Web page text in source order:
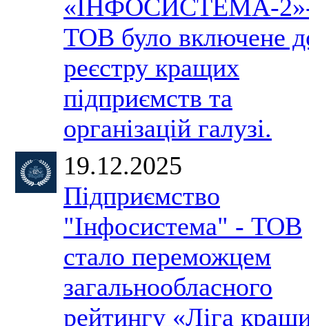
«ІНФОСИСТЕМА-
ТОВ було включене
реєстру кращих
підприємств та
організацій галузі.
19.12.2025
Підприємство
"Інфосистема" - ТОВ
стало переможцем
загальнообласного
рейтингу «Ліга